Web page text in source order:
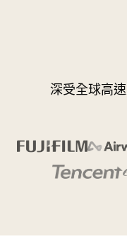
深受全球高